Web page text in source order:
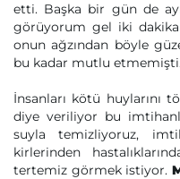
etti. Başka bir gün de
görüyorum gel iki dakika
onun ağzından böyle
bu kadar mutlu
İnsanları kötü huylarını
diye veriliyor bu
suyla temizliyoruz,
kirlerinden
tertemiz görmek istiyor.